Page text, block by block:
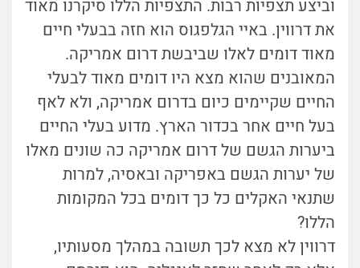
וביצע תצפיות רבות. התצפיות הללו סיקרנו מאוד
את דרווין. באיי הגלפגוס הוא חזה בבעלי חיים
מאוד דומים לאלו שביבשת דרום אמריקה.
המאובנים שהוא מצא היו דומים מאוד לבעלי
החיים שקיימים כיום בדרום אמריקה, ולא לאף
בעל חיים אחר בכדור הארץ. מדוע בעלי החיים
ביערות הגשם של דרום אמריקה כה שונים מאלו
של יערות הגשם באפריקה ובאסיה, למרות
שתנאי האקלים כל כך דומים בכל המקומות
הללו?
דרווין לא מצא לכך תשובה במהלך מסעותיו,